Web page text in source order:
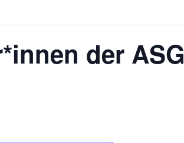
der ASG